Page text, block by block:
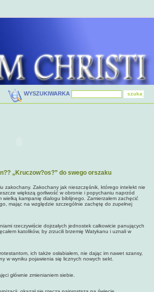
WYSZUKIWARKA
„Kruczow?os?” do swego orszaku
zakochany. Zakochany jak nieszczęśnik, którego intelekt nie
większą gorliwość w obronie i popychaniu naprzód
wielką kampanię dialogu biblijnego. Zamierzałem zachęcić
mając na względzie szczególnie zachętę do zupełnej
rzeczywiście dojrzałych jednostek całkowicie panujących
katolików, by zrzucili brzemię Watykanu i uznali w
ich także osłabiałem, nie dając im nawet szansy,
w wyniku pojawienia się licznych nowych sekt.
głównie zmienianiem siebie.